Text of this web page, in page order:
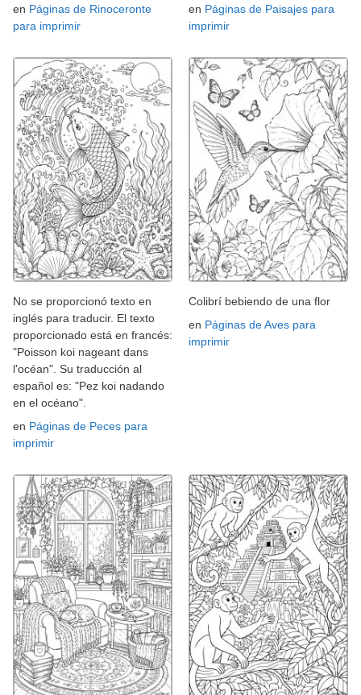
en Páginas de Rinoceronte
para imprimir
en Páginas de Paisajes para
imprimir
No se proporcionó texto en
inglés para traducir. El texto
proporcionado está en francés:
"Poisson koi nageant dans
l'océan". Su traducción al
español es: "Pez koi nadando
en el océano".
en Páginas de Peces para
imprimir
Colibrí bebiendo de una flor
en Páginas de Aves para
imprimir